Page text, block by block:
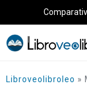
al
contenido
Libroveolibroleo »